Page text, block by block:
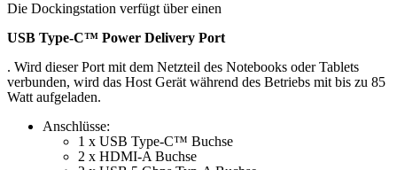
Die Dockingstation verfügt über einen
USB Type-C™ Power Delivery Port
. Wird dieser Port mit dem Netzteil des Notebooks oder Tablets
verbunden, wird das Host Gerät während des Betriebs mit bis zu 85
Watt aufgeladen.
Anschlüsse:
1 x USB Type-C™ Buchse
2 x HDMI-A Buchse